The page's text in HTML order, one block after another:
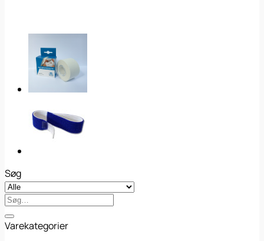
Søg
Søg
efter:
Varekategorier